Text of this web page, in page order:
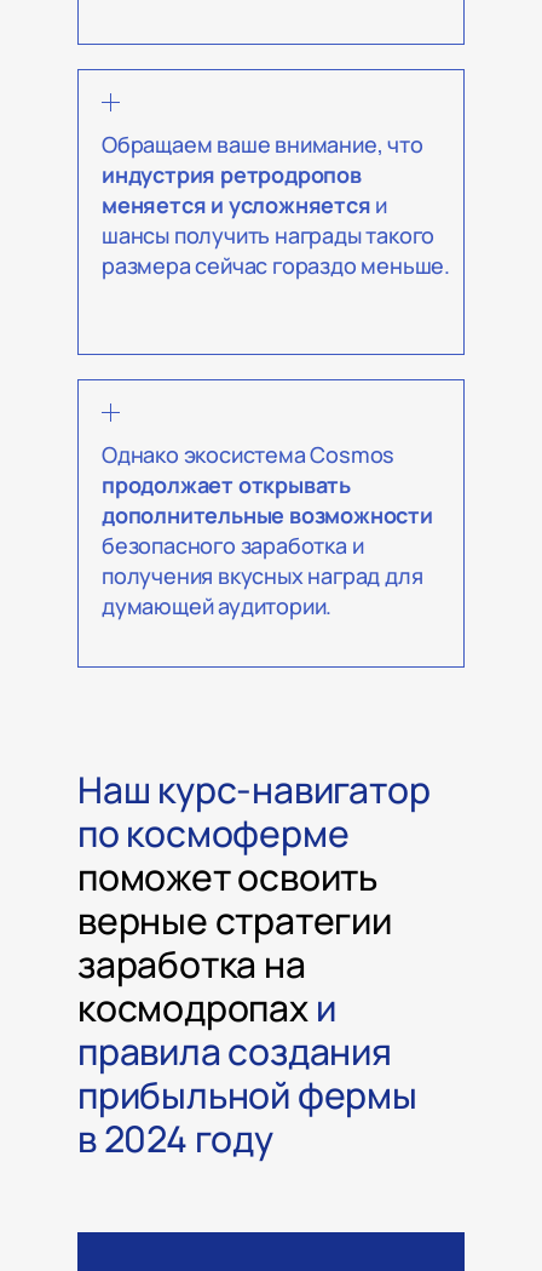
Обращаем ваше внимание, что
индустрия ретродропов
меняется и усложняется и
шансы получить награды такого
размера сейчас гораздо меньше.
Однако экосистема Cosmos
продолжает открывать
дополнительные возможности
безопасного заработка и
получения вкусных наград для
думающей аудитории.
Наш курс-навигатор
по космоферме
поможет освоить
верные стратегии
заработка на
космодропахи
правила создания
прибыльной фермы
в 2024 году